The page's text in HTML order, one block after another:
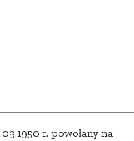
r. powołany na